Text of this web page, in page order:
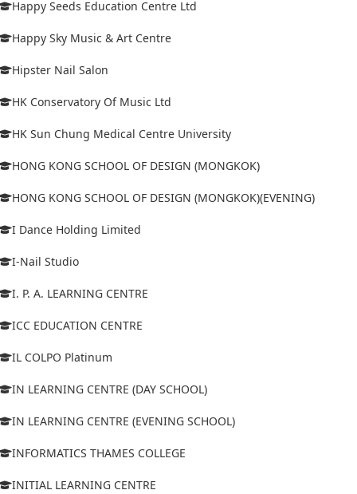
Happy Seeds Education Centre Ltd
Happy Sky Music & Art Centre
Hipster Nail Salon
HK Conservatory Of Music Ltd
HK Sun Chung Medical Centre University
HONG KONG SCHOOL OF DESIGN (MONGKOK)
HONG KONG SCHOOL OF DESIGN (MONGKOK)(EVENING)
I Dance Holding Limited
I-Nail Studio
I. P. A. LEARNING CENTRE
ICC EDUCATION CENTRE
IL COLPO Platinum
IN LEARNING CENTRE (DAY SCHOOL)
IN LEARNING CENTRE (EVENING SCHOOL)
INFORMATICS THAMES COLLEGE
INITIAL LEARNING CENTRE